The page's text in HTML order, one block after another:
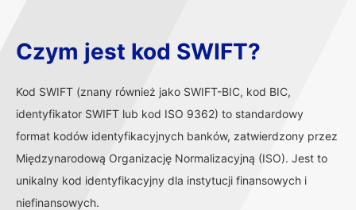
Czym jest kod SWIFT?
Kod SWIFT (znany również jako SWIFT-BIC, kod BIC,
identyfikator SWIFT lub kod ISO 9362) to standardowy
format kodów identyfikacyjnych banków, zatwierdzony przez
Międzynarodową Organizację Normalizacyjną (ISO). Jest to
unikalny kod identyfikacyjny dla instytucji finansowych i
niefinansowych.